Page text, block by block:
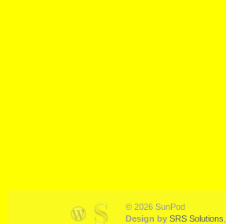
© 2026 SunPod
Design by SRS Solutions